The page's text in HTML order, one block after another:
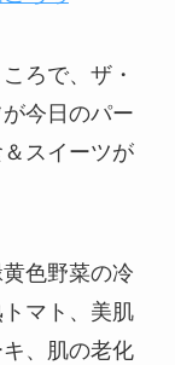
ろで、ザ・
今日のパー
スイーツが
色野菜の冷
マト、美肌
、肌の老化